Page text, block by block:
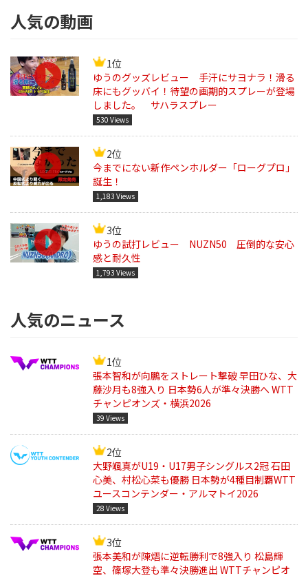
人気の動画
1位
ゆうのグッズレビュー 手汗にサヨナラ！滑る
床にもグッバイ！待望の画期的スプレーが登場
しました。 サハラスプレー
530 Views
2位
今までにない新作ペンホルダー「ローグプロ」
誕生！
1,183 Views
3位
ゆうの試打レビュー NUZN50 圧倒的な安心
感と耐久性
1,793 Views
人気のニュース
1位
張本智和が向鵬をストレート撃破 早田ひな、大
藤沙月も8強入り 日本勢6人が準々決勝へ WTT
チャンピオンズ・横浜2026
39 Views
2位
大野颯真がU19・U17男子シングルス2冠 石田
心美、村松心菜も優勝 日本勢が4種目制覇WTT
ユースコンテンダー・アルマトイ2026
28 Views
3位
張本美和が陳熠に逆転勝利で8強入り 松島輝
空、篠塚大登も準々決勝進出 WTTチャンピオ